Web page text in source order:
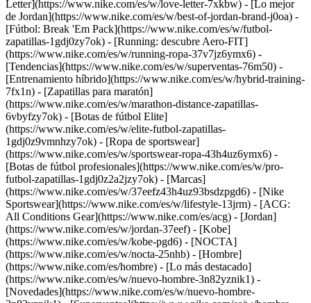
Letter](https://www.nike.com/es/w/love-letter-7xkbw) - [Lo mejor
de Jordan](https://www.nike.com/es/w/best-of-jordan-brand-j0oa) -
[Fútbol: Break 'Em Pack](https://www.nike.com/es/w/futbol-
zapatillas-1gdj0zy7ok) - [Running: descubre Aero-FIT]
(https://www.nike.com/es/w/running-ropa-37v7jz6ymx6) -
[Tendencias](https://www.nike.com/es/w/superventas-76m50) -
[Entrenamiento híbrido](https://www.nike.com/es/w/hybrid-training-
7fx1n) - [Zapatillas para maratón]
(https://www.nike.com/es/w/marathon-distance-zapatillas-
6vbyfzy7ok) - [Botas de fútbol Elite]
(https://www.nike.com/es/w/elite-futbol-zapatillas-
1gdj0z9vmnhzy7ok) - [Ropa de sportswear]
(https://www.nike.com/es/w/sportswear-ropa-43h4uz6ymx6) -
[Botas de fútbol profesionales](https://www.nike.com/es/w/pro-
futbol-zapatillas-1gdj0z2a2jzy7ok) - [Marcas]
(https://www.nike.com/es/w/37eefz43h4uz93bsdzpgd6) - [Nike
Sportswear](https://www.nike.com/es/w/lifestyle-13jrm) - [ACG:
All Conditions Gear](https://www.nike.com/es/acg) - [Jordan]
(https://www.nike.com/es/w/jordan-37eef) - [Kobe]
(https://www.nike.com/es/w/kobe-pgd6) - [NOCTA]
(https://www.nike.com/es/w/nocta-25nhb) - [Hombre]
(https://www.nike.com/es/hombre) - [Lo más destacado]
(https://www.nike.com/es/w/nuevo-hombre-3n82yznik1) -
[Novedades](https://www.nike.com/es/w/nuevo-hombre-